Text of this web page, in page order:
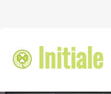
Initiale